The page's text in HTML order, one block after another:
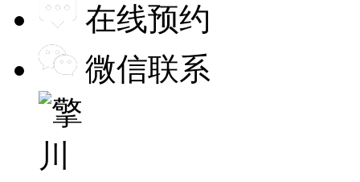
在线预约
微信联系